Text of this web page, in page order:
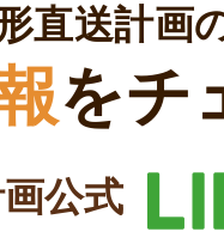
直送計画
をチ
公式